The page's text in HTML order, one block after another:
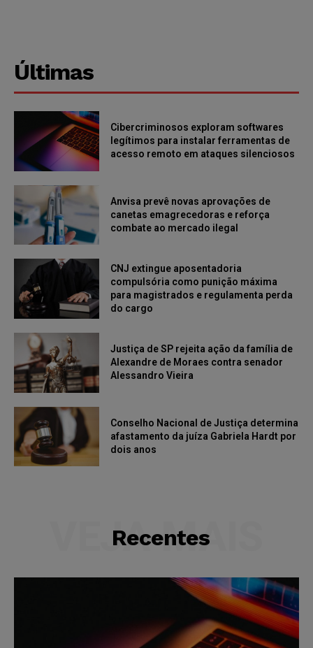
Últimas
Cibercriminosos exploram softwares
legítimos para instalar ferramentas de
acesso remoto em ataques silenciosos
Anvisa prevê novas aprovações de
canetas emagrecedoras e reforça
combate ao mercado ilegal
CNJ extingue aposentadoria
compulsória como punição máxima
para magistrados e regulamenta perda
do cargo
Justiça de SP rejeita ação da família de
Alexandre de Moraes contra senador
Alessandro Vieira
Conselho Nacional de Justiça determina
afastamento da juíza Gabriela Hardt por
dois anos
Recentes
VEJA MAIS